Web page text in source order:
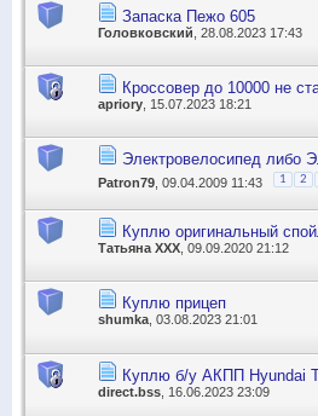
Запаска Пежо 605
Головковский , 28.08.2023 17:43
Кроссовер до 10000 не
apriory , 15.07.2023 18:21
Электровелосипед либо
Patron79 , 09.04.2009 11:43 1 2
Куплю оригинальный
Татьяна ХХХ , 09.09.2020 21:12
Куплю прицеп
shumka, 03.08.2023 21:01
Куплю б/у АКПП Hyundai
direct.bss , 16.06.2023 23:09